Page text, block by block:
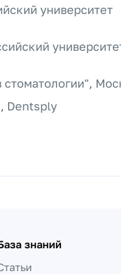
университет
Dentsply
знаний